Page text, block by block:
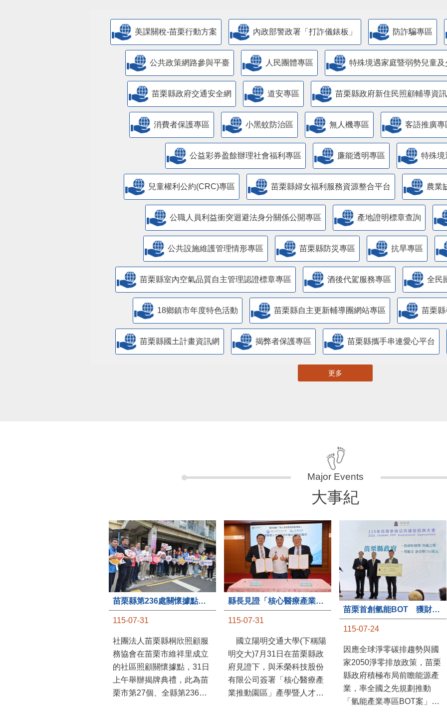
美課關稅-苗栗行動方案 內政部警政署「打詐儀錶板」 防詐騙專區
公共政策網路參與平臺 人民團體專區 特殊境遇家庭暨弱勢兒童
苗栗縣政府交通安全網 道安專區 苗栗縣政府新住民照顧輔導資
消費者保護專區 小黑蚊防治區 無人機專區 客語推廣專
公益彩券盈餘辦理社會福利專區 廉能透明專區 特殊境
兒童權利公約(CRC)專區 苗栗縣婦女福利服務資源整合平台 農業
公職人員利益衝突迴避法身分關係公開專區 產地證明標章查詢
​公共設施維護管理情形專區 苗栗縣防災專區 抗旱專區
苗栗縣室內空氣品質自主管理認證標章專區 酒後代駕服務專區 全民
18鄉鎮市年度特色活動 苗栗縣自主更新輔導團網站專區 苗栗
苗栗縣國土計畫資訊網 揭弊者保護專區 苗栗縣攜手串連愛心平台
更多
大事紀
苗栗縣第236處關懷據點在苗栗市維祥里揭牌
115-07-31
社團法人苗栗縣桐欣照顧服
務協會在苗栗市維祥里成立
的社區照顧關懷據點，31日
上午舉辦揭牌典禮，此為苗
栗市第27個、全縣第236處
縣長見證「核心醫療產業推動園區」產學合作簽約儀式
115-07-31
國立陽明交通大學(下稱陽
明交大)7月31日在苗栗縣政
府見證下，與禾榮科技股份
有限公司簽署「核心醫療產
業推動園區」產學暨人才培
苗栗首創氫能BOT 獲財政部「突破之翼」肯定
115-07-24
因應全球淨零碳排趨勢與國
家2050淨零排放政策，苗栗
縣政府積極布局前瞻能源產
業，率全國之先規劃推動
「氫能產業專區BOT案」，